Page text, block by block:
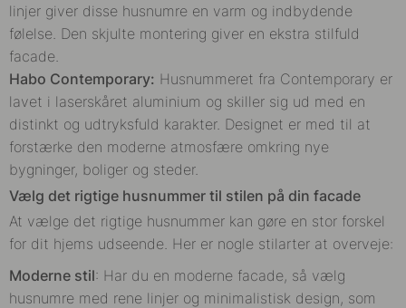
linjer giver disse husnumre en varm og indbydende
følelse. Den skjulte montering giver en ekstra stilfuld
facade.
Habo Contemporary: Husnummeret fra Contemporary er
lavet i laserskåret aluminium og skiller sig ud med en
distinkt og udtryksfuld karakter. Designet er med til at
forstærke den moderne atmosfære omkring nye
bygninger, boliger og steder.
Vælg det rigtige husnummer til stilen på din facade
At vælge det rigtige husnummer kan gøre en stor forskel
for dit hjems udseende. Her er nogle stilarter at overveje:
Moderne stil: Har du en moderne facade, så vælg
husnumre med rene linjer og minimalistisk design, som